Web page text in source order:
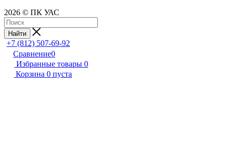
2026 © ПК УАС
Найти
+7 (812) 507-69-92
Сравнение0
Избранные товары 0
Корзина 0 пуста